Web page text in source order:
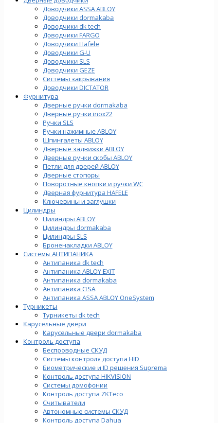
Доводчики ASSA ABLOY
Доводчики dormakaba
Доводчики dk tech
Доводчики FARGO
Доводчики Hafele
Доводчики G-U
Доводчики SLS
Доводчики GEZE
Cистемы закрывания
Доводчики DICTATOR
Фурнитура
Дверные ручки dormakaba
Дверные ручки inox22
Ручки SLS
Ручки нажимные ABLOY
Шпингалеты ABLOY
Дверные задвижки ABLOY
Дверные ручки скобы ABLOY
Петли для дверей ABLOY
Дверные стопоры
Поворотные кнопки и ручки WC
Дверная фурнитура HAFELE
Ключевины и заглушки
Цилиндры
Цилиндры ABLOY
Цилиндры dormakaba
Цилиндры SLS
Броненакладки ABLOY
Системы АНТИПАНИКА
Антипаника dk tech
Антипаника ABLOY EXIT
Антипаника dormakaba
Антипаника СISA
Антипаника ASSA ABLOY OneSystem
Турникеты
Турникеты dk tech
Карусельные двери
Карусельные двери dormakaba
Контроль доступа
Беспроводные СКУД
Системы контроля доступа HID
Биометрические и ID решения Suprema
Контроль доступа HIKVISION
Системы домофонии
Контроль доступа ZKTeco
Считыватели
Автономные системы СКУД
Контроль доступа Dahua